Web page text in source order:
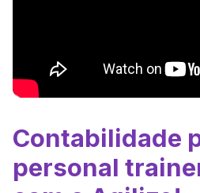
Contabilidade
personal